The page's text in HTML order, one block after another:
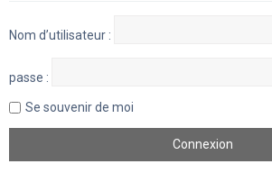
Nom d’utilisateur :
passe :
Se souvenir de moi